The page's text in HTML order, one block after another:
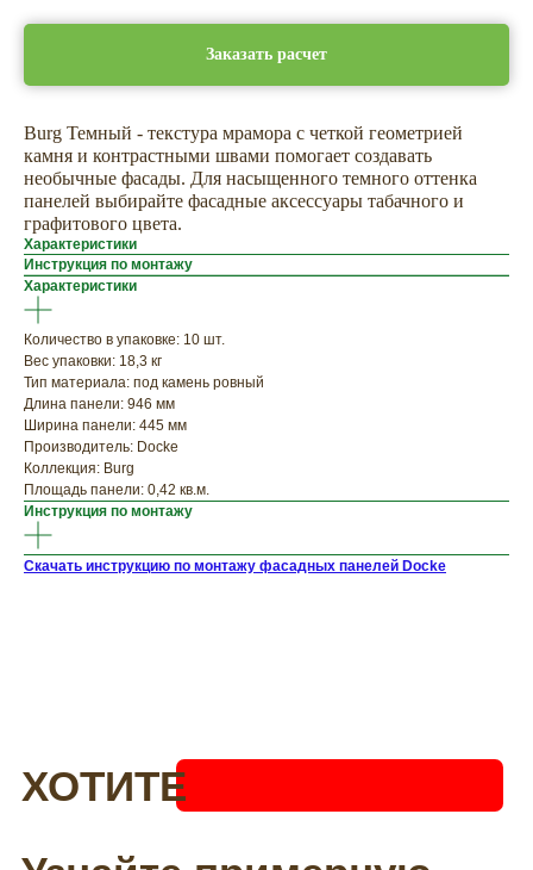
Заказать расчет
Burg Темный - текстура мрамора с четкой геометрией
камня и контрастными швами помогает создавать
необычные фасады. Для насыщенного темного оттенка
панелей выбирайте фасадные аксессуары табачного и
графитового цвета.
Характеристики
Инструкция по монтажу
Характеристики
Количество в упаковке: 10 шт.
Вес упаковки: 18,3 кг
Тип материала: под камень ровный
Длина панели: 946 мм
Ширина панели: 445 мм
Производитель: Docke
Коллекция: Burg
Площадь панели: 0,42 кв.м.
Инструкция по монтажу
Скачать инструкцию по монтажу фасадных панелей Docke
ХОТИТЕ
ПРИЦЕНИТЬСЯ?
Узнайте примерную
стоимость фасада
прямо сейчас